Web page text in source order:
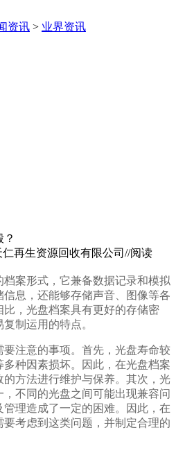
资讯 > 业界资讯
仁再生资源回收有限公司//阅读
案形式，它兼备数据记录和模拟
息，还能够存储声音、图像等各
，光盘档案具有更好的存储密
制运用的特点。
注意的事项。首先，光盘寿命较
种因素损坏。因此，在光盘档案
方法进行维护与保养。其次，光
不同的光盘之间可能出现兼容问
理造成了一定的困难。因此，在
考虑到这类问题，并制定合理的